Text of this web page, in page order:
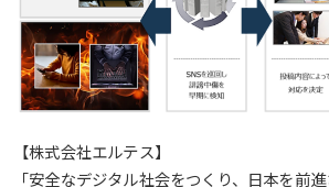
【株式会社エルテス】
「安全なデジタル社会をつくり、日本を前